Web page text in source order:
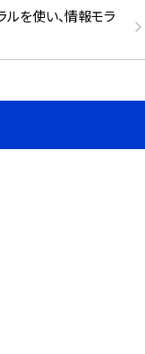
ルを使い、情報モラ